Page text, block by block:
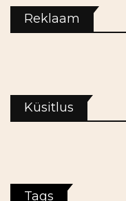
Reklaam
Küsitlus
Tags